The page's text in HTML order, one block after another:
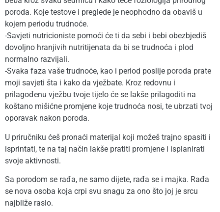
poroda. Koje testove i preglede je neophodno da obaviš u
kojem periodu trudnoće.
-Savjeti nutricioniste pomoći će ti da sebi i bebi obezbjediš
dovoljno hranjivih nutritijenata da bi se trudnoća i plod
normalno razvijali.
-Svaka faza vaše trudnoće, kao i period poslije poroda prate
moji savjeti šta i kako da vježbate. Kroz redovnu i
prilagođenu vježbu tvoje tijelo će se lakše prilagoditi na
koštano mišićne promjene koje trudnoća nosi, te ubrzati tvoj
oporavak nakon poroda.
U priručniku ćeš pronaći materijal koji možeš trajno spasiti i
isprintati, te na taj način lakše pratiti promjene i isplanirati
svoje aktivnosti.
Sa porodom se rađa, ne samo dijete, rađa se i majka. Rađa
se nova osoba koja crpi svu snagu za ono što joj je srcu
najbliže raslo.